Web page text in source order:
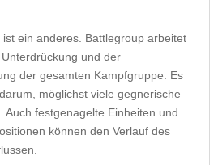
ein anderes. Battlegroup arbeitet
und der
der gesamten Kampfgruppe. Es
möglichst viele gegnerische
Auch festgenagelte Einheiten und
können den Verlauf des